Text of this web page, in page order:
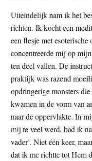
Uiteindelijk nam ik het
richten. Ik kocht een
een flesje met
concentreerde mij op
ten deel vallen. De
praktijk was razend
opdringerige monsters
kwamen in de vorm van
naar de oppervlakte. In
mij te veel werd, bad ik
vader’. Niet één keer,
dat ik me richtte tot Hem